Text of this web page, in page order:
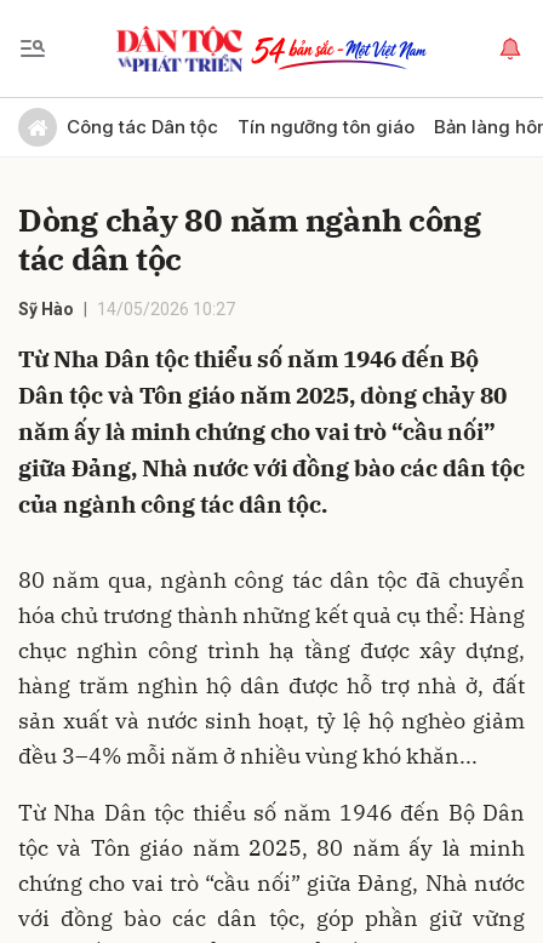
Công tác Dân tộc Tín ngưỡng tôn giáo Bản làng
Dòng chảy 80 năm ngành công
tác dân tộc
Sỹ Hào 14/05/2026 10:27
Từ Nha Dân tộc thiểu số năm 1946 đến Bộ
Dân tộc và Tôn giáo năm 2025, dòng chảy 80
năm ấy là minh chứng cho vai trò “cầu nối”
giữa Đảng, Nhà nước với đồng bào các dân tộc
của ngành công tác dân tộc.
80 năm qua, ngành công tác dân tộc đã chuyển
hóa chủ trương thành những kết quả cụ thể: Hàng
chục nghìn công trình hạ tầng được xây dựng,
hàng trăm nghìn hộ dân được hỗ trợ nhà ở, đất
sản xuất và nước sinh hoạt, tỷ lệ hộ nghèo giảm
đều 3–4% mỗi năm ở nhiều vùng khó khăn...
Từ Nha Dân tộc thiểu số năm 1946 đến Bộ Dân
tộc và Tôn giáo năm 2025, 80 năm ấy là minh
chứng cho vai trò “cầu nối” giữa Đảng, Nhà nước
với đồng bào các dân tộc, góp phần giữ vững
Gửi bình luận
Hủy Gửi